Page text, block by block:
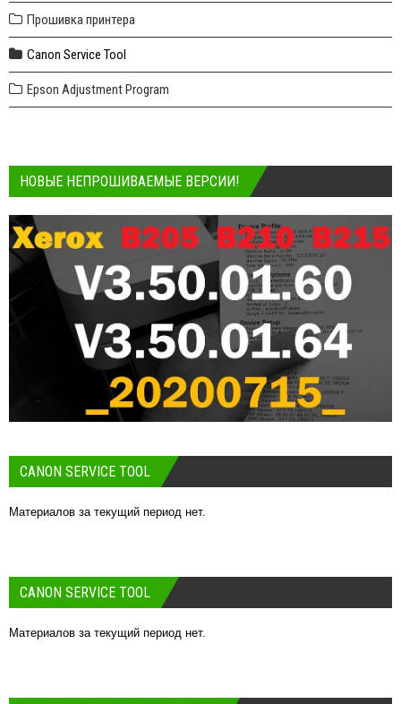
Прошивка принтера
Canon Service Tool
Epson Adjustment Program
НОВЫЕ НЕПРОШИВАЕМЫЕ ВЕРСИИ!
CANON SERVICE TOOL
Материалов за текущий период нет.
CANON SERVICE TOOL
Материалов за текущий период нет.